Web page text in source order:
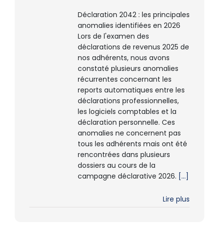
Déclaration 2042 : les principales
anomalies identifiées en 2026
Lors de l'examen des
déclarations de revenus 2025 de
nos adhérents, nous avons
constaté plusieurs anomalies
récurrentes concernant les
reports automatiques entre les
déclarations professionnelles,
les logiciels comptables et la
déclaration personnelle. Ces
anomalies ne concernent pas
tous les adhérents mais ont été
rencontrées dans plusieurs
dossiers au cours de la
campagne déclarative 2026. [...]
Lire plus